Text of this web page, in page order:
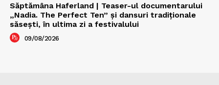
Săptămâna Haferland | Teaser-ul documentarului
„Nadia. The Perfect Ten” şi dansuri tradiţionale
săseşti, în ultima zi a festivalului
09/08/2026